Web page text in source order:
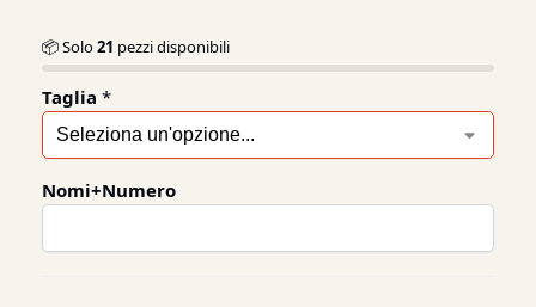
📦 Solo21 pezzi disponibili
Taglia *
Nomi+Numero